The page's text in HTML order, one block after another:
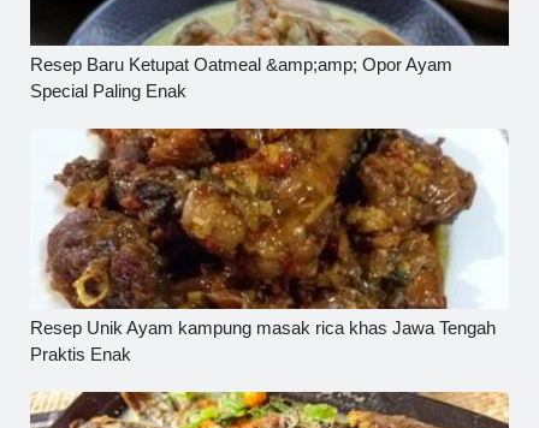
Resep Baru Ketupat Oatmeal &amp;amp; Opor Ayam
Special Paling Enak
Resep Unik Ayam kampung masak rica khas Jawa Tengah
Praktis Enak